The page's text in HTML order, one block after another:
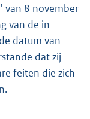
van 8 november
van de in
datum van
dat zij
feiten die zich